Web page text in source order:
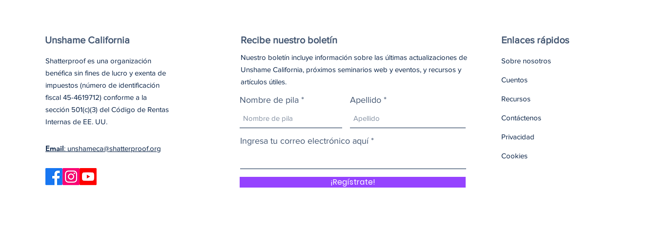
Unshame California
Shatterproof es una organización
benéfica sin fines de lucro y exenta de
impuestos (número de identificación
fiscal 45-4619712) conforme a la
sección 501(c)(3) del Código de Rentas
Internas de EE. UU.
Email: unshameca@shatterproof.org
Recibe nuestro boletín
Nuestro boletín incluye información sobre las últimas actualizaciones de
Unshame California, próximos seminarios web y eventos, y recursos y
artículos útiles.
Nombre de pila Apellido
Ingresa tu correo electrónico aquí
¡Regístrate!
Enlaces rápidos
Sobre nosotros
Cuentos
Recursos
Contáctenos
Privacidad
Cookies